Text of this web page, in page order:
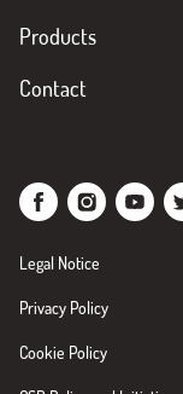
Products
Contact
Legal Notice
Privacy Policy
Cookie Policy